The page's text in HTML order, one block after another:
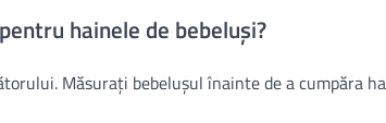
hainele de bebeluși?
Măsurați bebelușul înainte de a cumpăra